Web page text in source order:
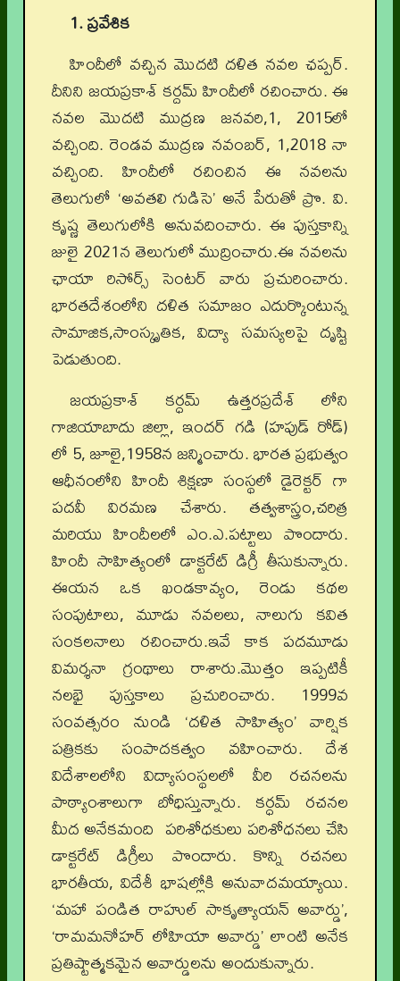
1. ప్రవేశిక
హిందీలో వచ్చిన మొదటి దళిత నవల ఛప్పర్.
దీనిని జయప్రకాశ్ కర్దమ్ హిందీలో రచించారు. ఈ
నవల మొదటి ముద్రణ జనవరి,1, 2015లో
వచ్చింది. రెండవ ముద్రణ నవంబర్, 1,2018 నా
వచ్చింది. హిందీలో రచించిన ఈ నవలను
తెలుగులో ‘అవతలి గుడిసె’ అనే పేరుతో ప్రొ. వి.
కృష్ణ తెలుగులోకి అనువదించారు. ఈ పుస్తకాన్ని
జులై 2021న తెలుగులో ముద్రించారు.ఈ నవలను
ఛాయా రిసోర్స్ సెంటర్ వారు ప్రచురించారు.
భారతదేశంలోని దళిత సమాజం ఎదుర్కొంటున్న
సామాజిక,సాంస్కృతిక, విద్యా సమస్యలపై దృష్టి
పెడుతుంది.
జయప్రకాశ్ కర్ధమ్ ఉత్తరప్రదేశ్ లోని
గాజియాబాదు జిల్లా, ఇందర్ గడి (హపుడ్ రోడ్)
లో 5, జూలై,1958న జన్మించారు. భారత ప్రభుత్వం
ఆధీనంలోని హిందీ శిక్షణా సంస్థలో డైరెక్టర్ గా
పదవీ విరమణ చేశారు. తత్వశాస్త్రం,చరిత్ర
మరియు హిందీలలో ఎం.ఎ.పట్టాలు పొందారు.
హిందీ సాహిత్యంలో డాక్టరేట్ డిగ్రీ తీసుకున్నారు.
ఈయన ఒక ఖండకావ్యం, రెండు కథల
సంపుటాలు, మూడు నవలలు, నాలుగు కవిత
సంకలనాలు రచించారు.ఇవే కాక పదమూడు
విమర్శనా గ్రంథాలు రాశారు.మొత్తం ఇప్పటికీ
నలభై పుస్తకాలు ప్రచురించారు. 1999వ
సంవత్సరం నుండి ‘దళిత సాహిత్యం’ వార్షిక
పత్రికకు సంపాదకత్వం వహించారు. దేశ
విదేశాలలోని విద్యాసంస్థలలో వీరి రచనలను
పాఠ్యాంశాలుగా బోధిస్తున్నారు. కర్ధమ్ రచనల
మీద అనేకమంది పరిశోధకులు పరిశోధనలు చేసి
డాక్టరేట్ డిగ్రీలు పొందారు. కొన్ని రచనలు
భారతీయ, విదేశీ భాషల్లోకి అనువాదమయ్యాయి.
‘మహా పండిత రాహుల్ సాకృత్యాయన్ అవార్డు’,
‘రామమనోహర్ లోహియా అవార్డు’ లాంటి అనేక
ప్రతిష్టాత్మకమైన అవార్డులను అందుకున్నారు.